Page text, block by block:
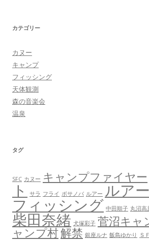
カテゴリー
カヌー
キャンプ
フィッシング
天体観測
森の音楽会
温泉
タグ
SFC カヌー キャンプファイヤー
ト サラ フライ ボサノバ ルアー ルア
フィッシング 中田順子 丸沼高
柴田奈緒 犬塚彩子 菅沼キャ
ャンプ村解禁 銀座ルナ 飯島ゆかり Ｓ